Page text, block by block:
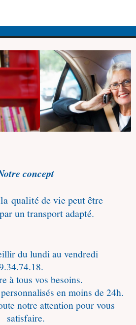
concept
qualité de vie peut être
un transport adapté.
du lundi au vendredi
à tous vos besoins.
en moins de 24h.
notre attention pour vous
satisfaire.